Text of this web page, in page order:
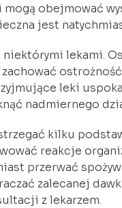
obejmować
jest
lekami.
leki
nadmiernego
kilku
reakcje
przerwać
zalecanej
z lekarzem.